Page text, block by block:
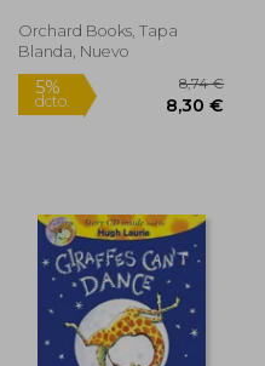
Orchard Books, Tapa
Blanda, Nuevo